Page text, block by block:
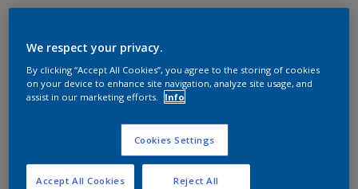
Lime Foam
2.5 L
We respect your privacy.
By clicking “Accept All Cookies”, you agree to the storing of cookies
on your device to enhance site navigation, analyze site usage, and
assist in our marketing efforts.
Info
Cookies Settings
Reject All
Accept All Cookies